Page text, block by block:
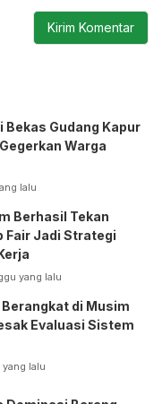
Bekas Gudang Kapur
Warga
lalu
Berhasil Tekan
Fair Jadi Strategi
yang lalu
di Musim
Evaluasi Sistem
yang lalu